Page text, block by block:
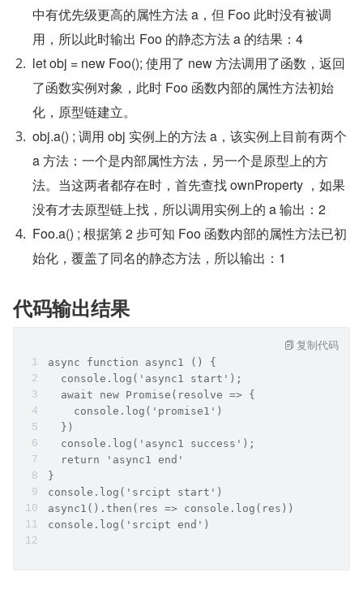
中有优先级更高的属性方法 a，但 Foo 此时没有被调
用，所以此时输出 Foo 的静态方法 a 的结果：4
let obj = new Foo(); 使用了 new 方法调用了函数，返回
了函数实例对象，此时 Foo 函数内部的属性方法初始
化，原型链建立。
obj.a() ; 调用 obj 实例上的方法 a，该实例上目前有两个
a 方法：一个是内部属性方法，另一个是原型上的方
法。当这两者都存在时，首先查找 ownProperty ，如果
没有才去原型链上找，所以调用实例上的 a 输出：2
Foo.a() ; 根据第 2 步可知 Foo 函数内部的属性方法已初
始化，覆盖了同名的静态方法，所以输出：1
代码输出结果
async function async1 () {
  console.log('async1 start');
  await new Promise(resolve => {
    console.log('promise1')
  })
  console.log('async1 success');
  return 'async1 end'
}
console.log('srcipt start')
async1().then(res => console.log(res))
console.log('srcipt end')
复制代码